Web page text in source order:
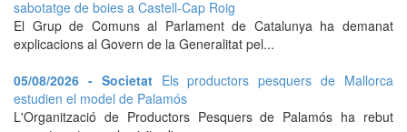
sabotatge de boies a Castell-Cap Roig
El Grup de Comuns al Parlament de Catalunya ha demanat
explicacions al Govern de la Generalitat pel...
05/08/2026 - Societat Els productors pesquers de Mallorca
estudien el model de Palamós
L'Organització de Productors Pesquers de Palamós ha rebut